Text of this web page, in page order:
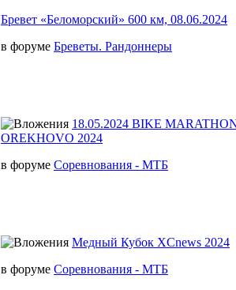
Бревет «Беломорский» 600 км, 08.06.2024
в форуме Бреветы. Рандоннеры
18.05.2024 BIKE
OREKHOVO 2024
в форуме Соревнования - МТБ
Медный Кубок XCnews 2024
в форуме Соревнования - МТБ